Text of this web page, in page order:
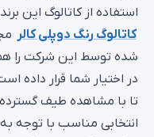
استفاده از کاتالوگ این
کاتالوگ رنگ دوپلی کالر
شده توسط این شرکت را
در اختیار شما قرار داده
تا با مشاهده طیف
انتخابی مناسب با توجه